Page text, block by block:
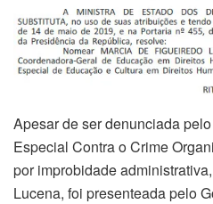
Apesar de ser denunciada
Especial Contra o Crime
por improbidade
Lucena, foi presenteada pelo